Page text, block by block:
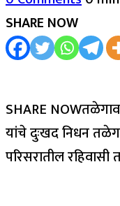
SHARE NOW
SHARE NOWतळेगाव
यांचे दुःखद निधन
परिसरातील